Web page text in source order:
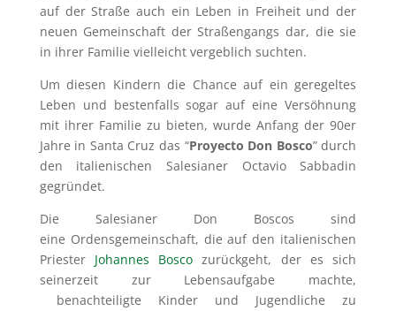
auf der Straße auch ein Leben in Freiheit und der
neuen Gemeinschaft der Straßengangs dar, die sie
in ihrer Familie vielleicht vergeblich suchten.
Um diesen Kindern die Chance auf ein geregeltes
Leben und bestenfalls sogar auf eine Versöhnung
mit ihrer Familie zu bieten, wurde Anfang der 90er
Jahre in Santa Cruz das “Proyecto Don Bosco” durch
den italienischen Salesianer Octavio Sabbadin
gegründet.
Die Salesianer Don Boscos sind
eine Ordensgemeinschaft, die auf den italienischen
Priester Johannes Bosco zurückgeht, der es sich
seinerzeit zur Lebensaufgabe machte,
benachteiligte Kinder und Jugendliche zu